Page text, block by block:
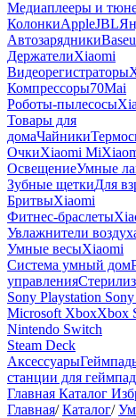
Медиаплееры и
КолонкиAppleJBL
Автозарядники
ДержателиXiaomi
Видеорегистраторы
Компрессоры70Mai
Роботы-пылесосы
Товары для
домаЧайники
ОчкиXiaomi Mi
ОсвещениеУмные
Зубные щеткиДля
БритвыXiaomi
Фитнес-браслеты
Увлажнители
Умные весыXiaomi
Система умный дом
управления
Sony Playstation
Microsoft XboxXbox
Nintendo Switch
Steam Deck
Аксессуары
станции для
Главная Каталог
Главная/ Каталог/